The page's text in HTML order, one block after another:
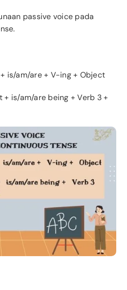
passive voice pada
is/am/are + V-ing + Object
+ is/am/are being + Verb 3 +